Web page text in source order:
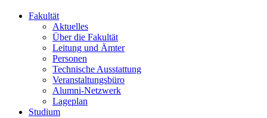
Fakultät
Aktuelles
Über die Fakultät
Leitung und Ämter
Personen
Technische Ausstattung
Veranstaltungsbüro
Alumni-Netzwerk
Lageplan
Studium